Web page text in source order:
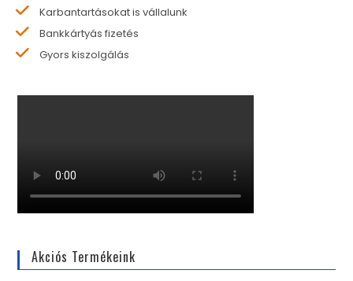
Karbantartásokat is vállalunk
Bankkártyás fizetés
Gyors kiszolgálás
Akciós Termékeink